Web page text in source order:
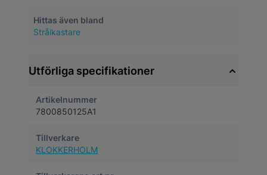
Hittas även bland
Strålkastare
Utförliga specifikationer
Artikelnummer
7800850125A1
Tillverkare
KLOKKERHOLM